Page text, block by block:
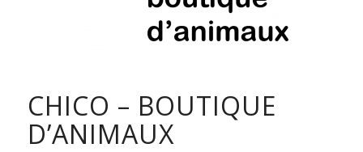
CHICO – BOUTIQUE
D’ANIMAUX